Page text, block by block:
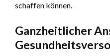
schaffen können.
Ganzheitlicher